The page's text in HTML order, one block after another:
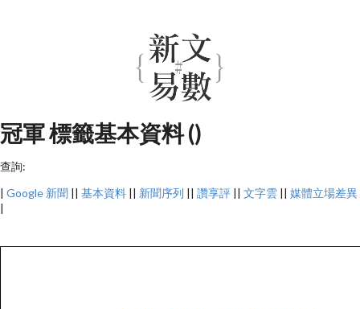
冠軍 標籤基本資料 ()
查詢:
| Google 新聞 || 基本資料 || 新聞序列 || 讚享評 || 文字雲 || 媒體立場差異
|